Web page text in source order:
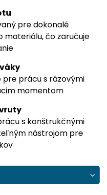
pre dokonalé
materiálu, čo zaručuje
pre prácu s rázovými
momentom
s konštrukčnými
nástrojom pre